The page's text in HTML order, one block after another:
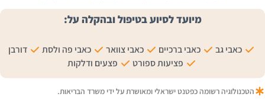
מיועד לסיוע בטיפול ובהקלה על:
כאבי גב כאבי ברכיים כאבי צוואר כאבי פה ולסת
דורבן
פציעות ספורט
פצעים ודלקות
הטכנולוגיה רשומה כפטנט ישראלי ומאושרת על ידי משרד הבריאות.